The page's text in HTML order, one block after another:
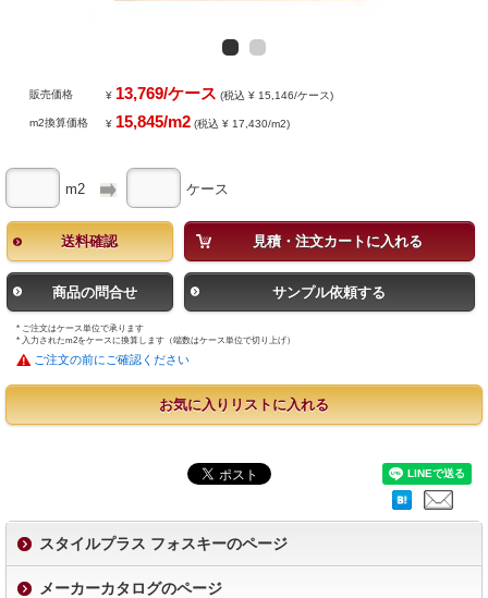
販売価格 ¥ 13,769/ケース (税込 ¥ 15,146/ケース)
m2換算価格 ¥ 15,845/m2 (税込 ¥ 17,430/m2)
m2 ケース
送料確認 見積・注文カートに入れる
商品の問合せ サンプル依頼する
* ご注文はケース単位で承ります
* 入力されたm2をケースに換算します（端数はケース単位で切り上げ）
ご注文の前にご確認ください
お気に入りリストに入れる
スタイルプラス フォスキーのページ
メーカーカタログのページ